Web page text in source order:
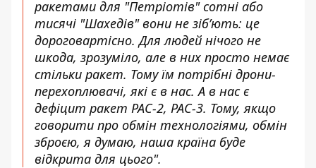
ракетами для "Петріотів" сотні або
тисячі "Шахедів" вони не зіб’ють: це
дороговартісно. Для людей нічого не
шкода, зрозуміло, але в них просто немає
стільки ракет. Тому їм потрібні дрони-
перехоплювачі, які є в нас. А в нас є
дефіцит ракет РАС-2, РАС-3. Тому, якщо
говорити про обмін технологіями, обмін
зброєю, я думаю, наша країна буде
відкрита для цього".